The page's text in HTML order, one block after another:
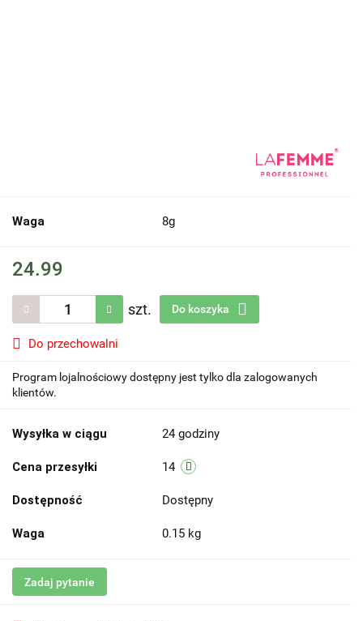
Waga 8g
24.99
szt. Do koszyka
Do przechowalni
Program lojalnościowy dostępny jest tylko dla zalogowanych
klientów.
Wysyłka w ciągu 24 godziny
Cena przesyłki 14
Dostępność Dostępny
Waga 0.15 kg
Zadaj pytanie